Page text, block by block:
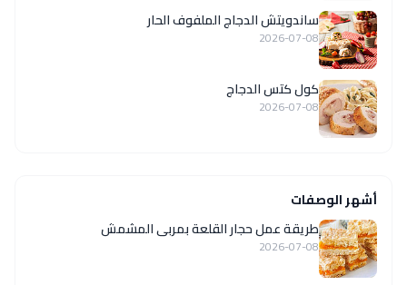
ساندويتش الدجاج الملفوف الحار
2026-07-08
كول كتس الدجاج
2026-07-08
أشهر الوصفات
طريقة عمل حجار القلعة بمربى المشمش
2026-07-08